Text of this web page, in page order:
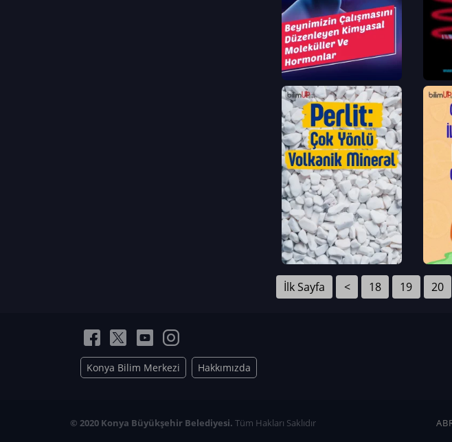
İlk Sayfa < 18 19 20
Konya Bilim Merkezi Hakkımızda
© 2020 Konya Büyükşehir Belediyesi. Tüm Hakları Saklıdır